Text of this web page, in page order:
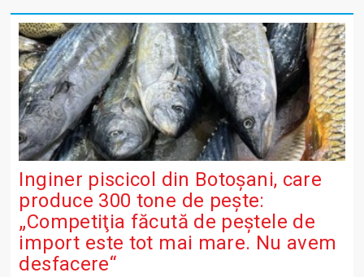
Inginer piscicol din Botoşani, care
produce 300 tone de peşte:
„Competiţia făcută de peştele de
import este tot mai mare. Nu avem
desfacere“